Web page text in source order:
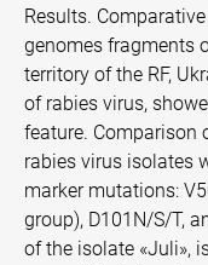
Results.
genomes fragments
territory of the RF,
of rabies virus,
feature. Comparison
rabies virus isolates
marker mutations:
group), D101N/S/T,
of the isolate «Juli»,